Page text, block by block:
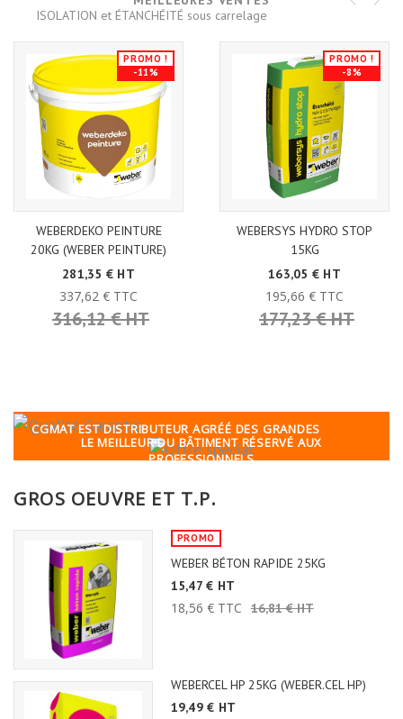
ISOLATION et ÉTANCHÉITÉ sous carrelage
PROMO !
-11%
WEBERDEKO PEINTURE
20KG (WEBER PEINTURE)
281,35 € HT
337,62 € TTC
316,12 € HT
PROMO !
-8%
WEBERSYS HYDRO STOP
15KG
163,05 € HT
195,66 € TTC
177,23 € HT
CGMAT EST DISTRIBUTEUR AGRÉÉ DES GRANDES
MARQUES
En savoir plus >
AVANTAGES PROS
LE MEILLEUR DU BÂTIMENT RÉSERVÉ AUX
PROFESSIONNELS
GROS OEUVRE ET T.P.
PROMO
WEBER BÉTON RAPIDE 25KG
15,47 € HT
18,56 € TTC 16,81 € HT
WEBERCEL HP 25KG (WEBER.CEL HP)
19,49 € HT